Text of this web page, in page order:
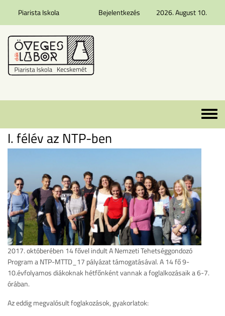
2026. August 10.
Piarista Iskola
Bejelentkezés
Toggle
I. félév az NTP-ben
2017. októberében 14 fővel indult A Nemzeti Tehetséggondozó
Program a NTP-MTTD_17 pályázat támogatásával. A 14 fő 9-
10.évfolyamos diákoknak hétfőnként vannak a foglalkozásaik a 6-7.
órában.
Az eddig megvalósult foglakozások, gyakorlatok: